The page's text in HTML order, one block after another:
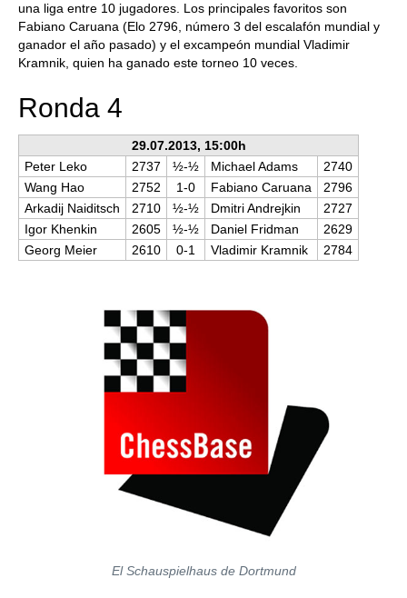
una liga entre 10 jugadores. Los principales favoritos son
Fabiano Caruana (Elo 2796, número 3 del escalafón mundial y
ganador el año pasado) y el excampeón mundial Vladimir
Kramnik, quien ha ganado este torneo 10 veces.
Ronda 4
29.07.2013, 15:00h
Peter Leko
2737 ½-½ Michael Adams
2740
Wang Hao
2752 1-0 Fabiano Caruana
2796
Arkadij Naiditsch
2710 ½-½ Dmitri Andrejkin
2727
Igor Khenkin
2605 ½-½ Daniel Fridman
2629
Georg Meier
2610 0-1 Vladimir Kramnik 2784
El Schauspielhaus de Dortmund